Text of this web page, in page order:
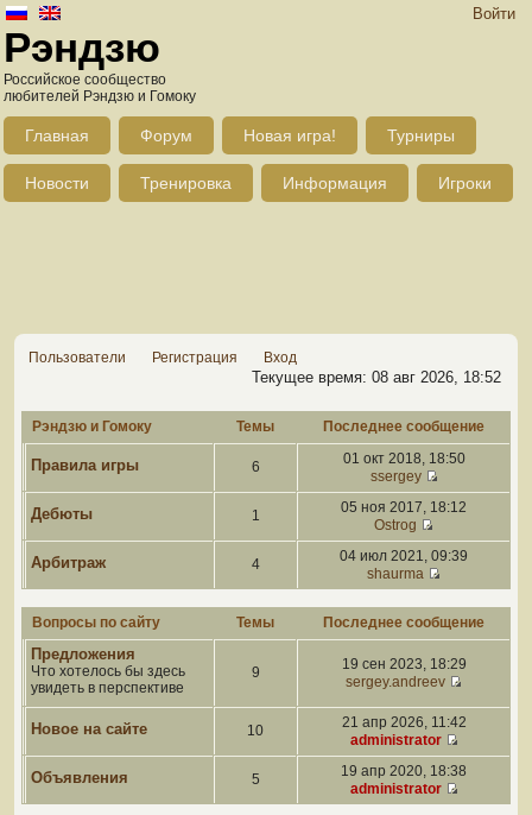
Войти
Рэндзю
Российское сообщество
любителей Рэндзю и Гомоку
Главная Форум Новая игра! Турниры
Новости Тренировка Информация Игроки
Пользователи Регистрация Вход
Текущее время: 08 авг 2026, 18:52
Рэндзю и Гомоку Темы Последнее сообщение
Правила игры 6
01 окт 2018, 18:50
ssergey
Дебюты 1
05 ноя 2017, 18:12
Ostrog
Арбитраж 4
04 июл 2021, 09:39
shaurma
Вопросы по сайту Темы Последнее сообщение
Предложения
Что хотелось бы здесь
увидеть в перспективе
9
19 сен 2023, 18:29
sergey.andreev
Новое на сайте 10
21 апр 2026, 11:42
administrator
Объявления 5
19 апр 2020, 18:38
administrator